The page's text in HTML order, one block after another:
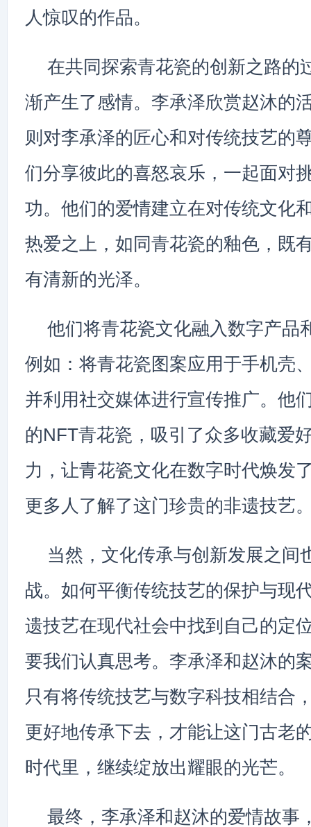
人惊叹的作品。
在共同探索青花瓷的创新之路的
渐产生了感情。李承泽欣赏赵沐的
则对李承泽的匠心和对传统技艺的
们分享彼此的喜怒哀乐，一起面对
功。他们的爱情建立在对传统文化
热爱之上，如同青花瓷的釉色，既
有清新的光泽。
他们将青花瓷文化融入数字产品
例如：将青花瓷图案应用于手机壳
并利用社交媒体进行宣传推广。他
的NFT青花瓷，吸引了众多收藏爱
力，让青花瓷文化在数字时代焕发
更多人了解了这门珍贵的非遗技艺
当然，文化传承与创新发展之间
战。如何平衡传统技艺的保护与现
遗技艺在现代社会中找到自己的定
要我们认真思考。李承泽和赵沐的
只有将传统技艺与数字科技相结合
更好地传承下去，才能让这门古老
时代里，继续绽放出耀眼的光芒。
最终，李承泽和赵沐的爱情故事